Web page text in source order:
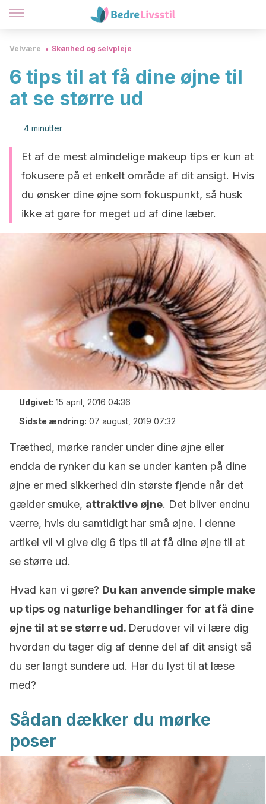
Velvære Skønhed og selvpleje
6 tips til at få dine øjne til
at se større ud
4 minutter
Et af de mest almindelige makeup tips er kun at
fokusere på et enkelt område af dit ansigt. Hvis
du ønsker dine øjne som fokuspunkt, så husk
ikke at gøre for meget ud af dine læber.
Udgivet: 15 april, 2016 04:36
Sidste ændring: 07 august, 2019 07:32
Træthed, mørke rander under dine øjne eller
endda de rynker du kan se under kanten på dine
øjne er med sikkerhed din største fjende når det
gælder smuke, attraktive øjne. Det bliver endnu
værre, hvis du samtidigt har små øjne. I denne
artikel vil vi give dig 6 tips til at få dine øjne til at
se større ud.
Hvad kan vi gøre? Du kan anvende simple make
up tips og naturlige behandlinger for at få dine
øjne til at se større ud. Derudover vil vi lære dig
hvordan du tager dig af denne del af dit ansigt så
du ser langt sundere ud. Har du lyst til at læse
med?
Sådan dækker du mørke
poser